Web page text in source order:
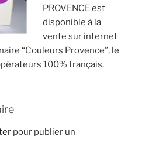
PROVENCE est
disponible à la
vente sur internet
“Couleurs Provence”, le
100% français.
pour publier un